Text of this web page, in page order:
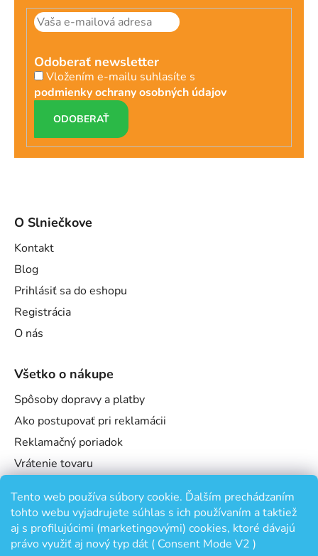
Tento web používa súbory cookie. Ďalším prechádzaním
tohto webu vyjadrujete súhlas s ich používaním a taktiež
aj s profilujúcimi (marketingovými) cookies, ktoré dávajú
právo využiť aj nový typ dát ( Consent Mode V2 )
Odoberať newsletter
Vložením e-mailu suhlasíte s
podmienky ochrany osobných údajov
PRIHLÁSIŤ
SA
O Slniečkove
Kontakt
Blog
Prihlásiť sa do eshopu
Registrácia
O nás
Všetko o nákupe
Spôsoby dopravy a platby
Ako postupovať pri reklamácii
Reklamačný poriadok
Vrátenie tovaru
Podmienky ochrany osobných údajov
Odstúpenie od zmluvy